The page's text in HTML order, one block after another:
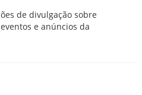
de divulgação sobre
e anúncios da